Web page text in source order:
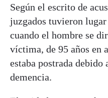
Según el escrito de
juzgados tuvieron
cuando el hombre se
víctima, de 95 años en
estaba postrada debido
demencia.